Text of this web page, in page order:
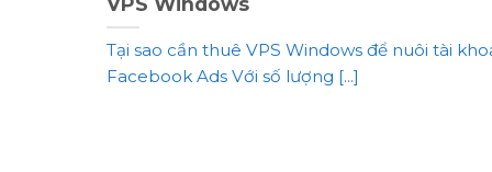
Tại sao cần thuê VPS Windows để nuôi tài
Facebook Ads Với số lượng [...]